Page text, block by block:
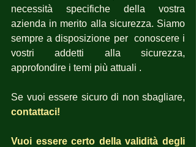
necessità specifiche della vostra
azienda in merito alla sicurezza. Siamo
sempre a disposizione per  conoscere i
vostri addetti alla sicurezza,
approfondire i temi più attuali .
contattaci!
Vuoi essere certo della validità degli